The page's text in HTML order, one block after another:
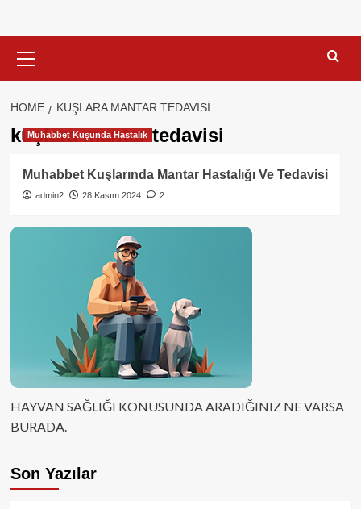
Menu
HOME KUŞLARA MANTAR TEDAVISI
kuşlara mantar tedavisi
Muhabbet Kuşunda Hastalık
Muhabbet Kuşlarında Mantar Hastalığı Ve Tedavisi
admin2 28 Kasım 2024 2
HAYVAN SAĞLIĞI KONUSUNDA ARADIĞINIZ NE VARSA
BURADA.
Son Yazılar